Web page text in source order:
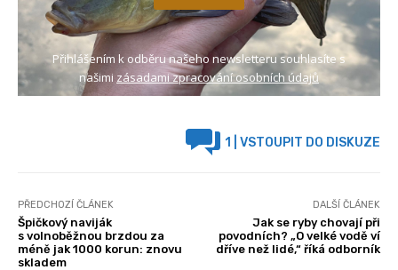
Přihlášením k odběru našeho newsletteru souhlasíte s
našimi zásadami zpracování osobních údajů
1 | VSTOUPIT DO DISKUZE
PŘEDCHOZÍ ČLÁNEK
Špičkový naviják
s volnoběžnou brzdou za
méně jak 1000 korun: znovu
skladem
DALŠÍ ČLÁNEK
Jak se ryby chovají při
povodních? „O velké vodě ví
dříve než lidé,“ říká odborník